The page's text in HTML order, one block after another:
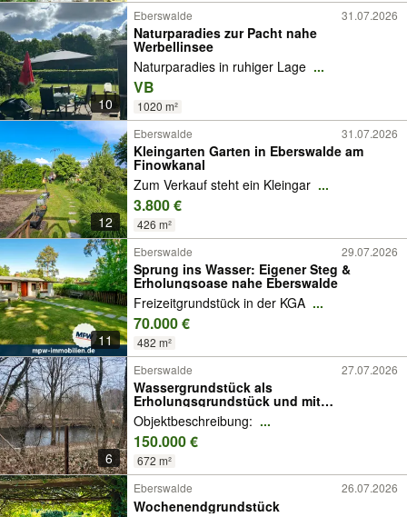
10
Eberswalde 31.07.2026
Naturparadies zur Pacht nahe
Werbellinsee
Naturparadies in ruhiger Lage ...
VB
1020 m²
12
Eberswalde 31.07.2026
Kleingarten Garten in Eberswalde am
Finowkanal
Zum Verkauf steht ein Kleingar ...
3.800 €
426 m²
11
Eberswalde 29.07.2026
Sprung ins Wasser: Eigener Steg &
Erholungsoase nahe Eberswalde
Freizeitgrundstück in der KGA ...
70.000 €
482 m²
6
Eberswalde 27.07.2026
Wassergrundstück als
Erholungsgrundstück und mit
Entwicklungspotential am Kanal
Objektbeschreibung: ...
150.000 €
672 m²
Eberswalde 26.07.2026
Wochenendgrundstück